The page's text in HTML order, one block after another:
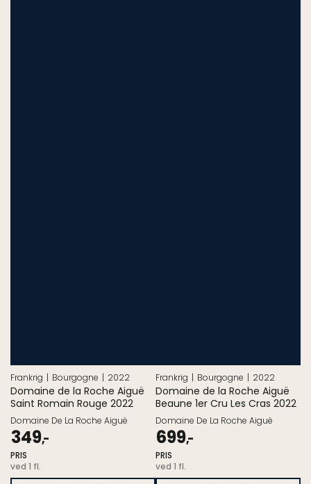
Frankrig Bourgogne 2022
Domaine de la Roche Aiguë
Saint Romain Rouge 2022
Domaine De La Roche Aiguë
Pris
ved
1.
stk.
349,-
PRIS
ved 1 fl.
Frankrig Bourgogne 2022
Domaine de la Roche Aiguë
Beaune 1er Cru Les Cras 2022
Domaine De La Roche Aiguë
Pris
ved
1.
stk.
699,-
PRIS
ved 1 fl.